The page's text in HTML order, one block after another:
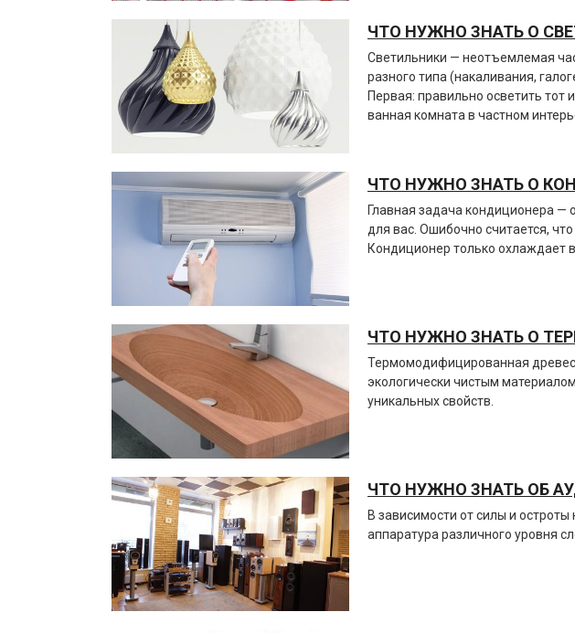
ЧТО НУЖНО ЗНАТЬ О
Светильники — неотъемлемая
разного типа (накаливания,
Первая: правильно осветить тот
ванная комната в частном
ЧТО НУЖНО ЗНАТЬ О
Главная задача кондиционера —
для вас. Ошибочно считается,
Кондиционер только охлаждает
ЧТО НУЖНО ЗНАТЬ О
Термомодифицированная
экологически чистым
уникальных свойств.
ЧТО НУЖНО ЗНАТЬ ОБ
В зависимости от силы и
аппаратура различного уровня